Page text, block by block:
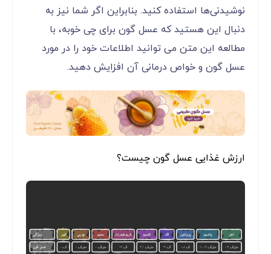
نوشیدنی‌ها استفاده کنید. بنابراین اگر شما نیز به
دنبال این هستید که عسل گون برای چی خوبه، با
مطالعه این متن می توانید اطلاعات خود را در مورد
عسل گون و خواص درمانی آن افزایش دهید.
ارزش غذایی عسل گون چیست؟